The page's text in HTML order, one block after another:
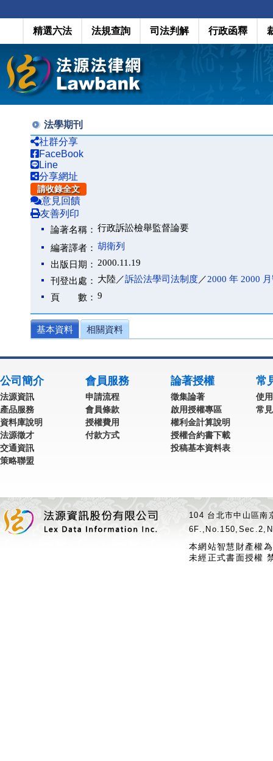
精選六法 法規查詢 司法判解 行政函釋
法學期刊
社群分享
FaceBook
Line
分享網址
請收錄全文
意見回饋
友善列印
論著名稱： 行政訴訟檢舉監督論要
編著譯者： 胡衛列
出版日期： 2000.11.19
刊登出處： 大陸／訴訟法學司法制度／2000 年 2000
頁 數： 9
基本資料 相關資料
公司簡介
法源資訊
產品服務
資料庫說明
法源徵才
交通資訊
策略聯盟
會員服務
申請流程
會員條款
授權費用
付款方式
論著授權
徵集論著
啟用授權專區
權利金計算說明
授權合約書下載
投稿基本資料表
常
使
常
104 台北市中山區
本網站智慧財產權
未經正式書面授權